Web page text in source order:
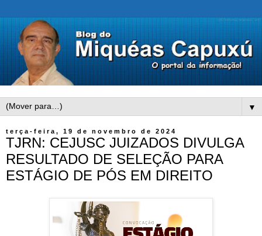
▼
terça-feira, 19 de novembro de 2024
TJRN: CEJUSC JUIZADOS DIVULGA
RESULTADO DE SELEÇÃO PARA
ESTÁGIO DE PÓS EM DIREITO